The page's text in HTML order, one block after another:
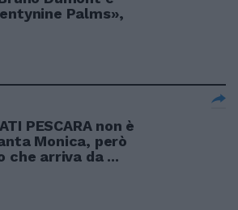
Palms»,
PESCARA non è
Monica, però
che arriva da ...